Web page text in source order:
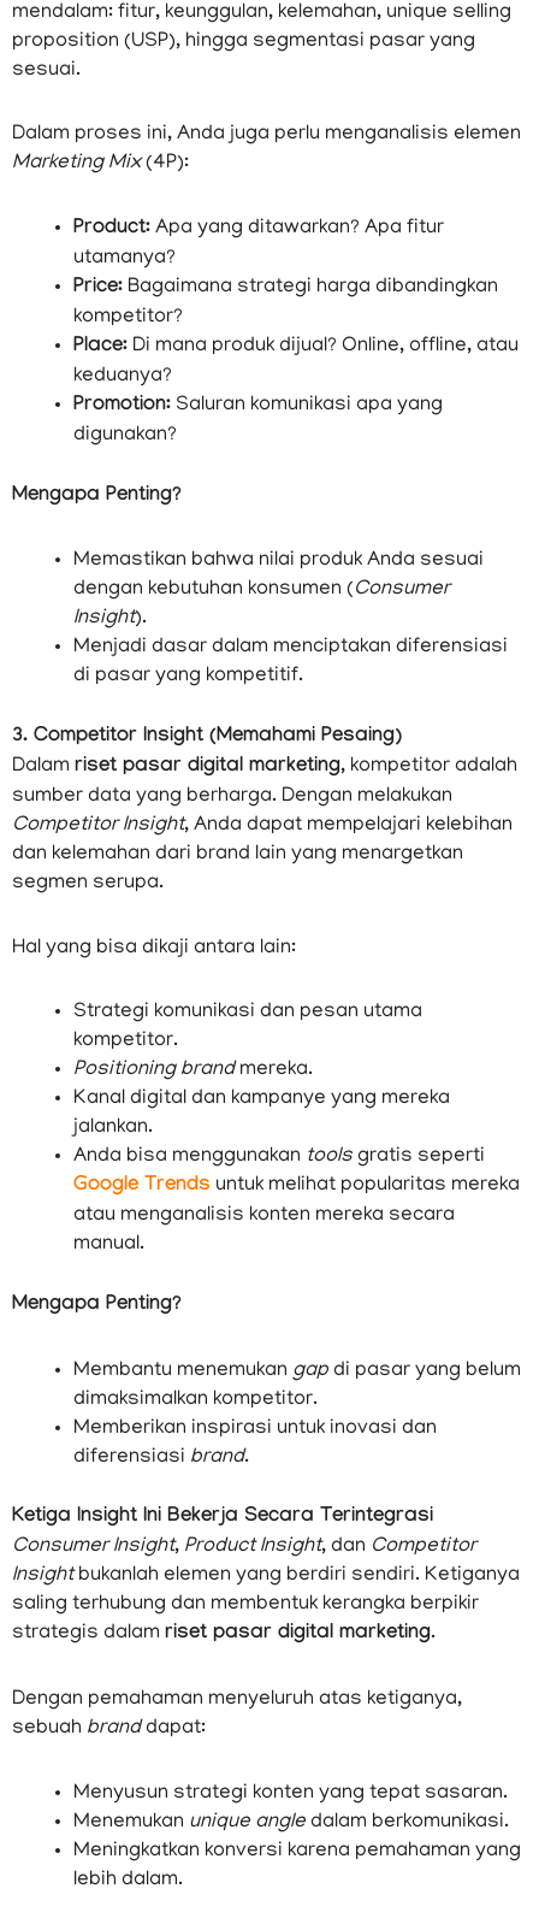
mendalam: fitur, keunggulan, kelemahan, unique selling
proposition (USP), hingga segmentasi pasar yang
sesuai.
Dalam proses ini, Anda juga perlu menganalisis elemen
Marketing Mix(4P):
Product: Apa yang ditawarkan? Apa fitur
utamanya?
Price: Bagaimana strategi harga dibandingkan
kompetitor?
Place: Di mana produk dijual? Online, offline, atau
keduanya?
Promotion: Saluran komunikasi apa yang
digunakan?
Mengapa Penting?
Memastikan bahwa nilai produk Anda sesuai
dengan kebutuhan konsumen (Consumer
Insight).
Menjadi dasar dalam menciptakan diferensiasi
di pasar yang kompetitif.
3. Competitor Insight (Memahami Pesaing)
Dalam riset pasar digital marketing, kompetitor adalah
sumber data yang berharga. Dengan melakukan
Competitor Insight, Anda dapat mempelajari kelebihan
dan kelemahan dari brand lain yang menargetkan
segmen serupa.
Hal yang bisa dikaji antara lain:
Strategi komunikasi dan pesan utama
kompetitor.
Positioning brandmereka.
Kanal digital dan kampanye yang mereka
jalankan.
Anda bisa menggunakan tools gratis seperti
Google Trends untuk melihat popularitas mereka
atau menganalisis konten mereka secara
manual.
Mengapa Penting?
Membantu menemukan gap di pasar yang belum
dimaksimalkan kompetitor.
Memberikan inspirasi untuk inovasi dan
diferensiasi brand.
Ketiga Insight Ini Bekerja Secara Terintegrasi
Consumer Insight, Product Insight, dan Competitor
Insightbukanlah elemen yang berdiri sendiri. Ketiganya
saling terhubung dan membentuk kerangka berpikir
strategis dalam riset pasar digital marketing.
Dengan pemahaman menyeluruh atas ketiganya,
sebuah branddapat:
Menyusun strategi konten yang tepat sasaran.
Menemukan unique angle dalam berkomunikasi.
Meningkatkan konversi karena pemahaman yang
lebih dalam.